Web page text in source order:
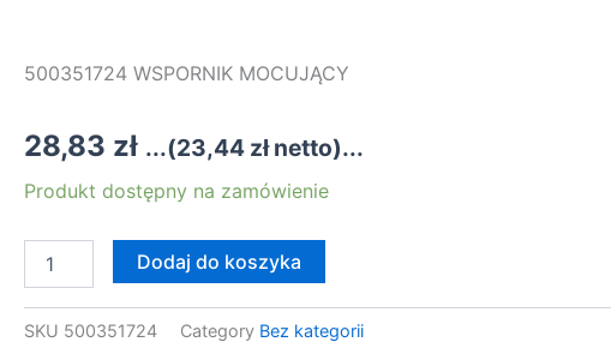
500351724 WSPORNIK MOCUJĄCY
28,83 zł ...(23,44 złnetto)...
Produkt dostępny na zamówienie
ilość
MOCUJĄCY
Dodaj do koszyka
SKU 500351724 Category Bez kategorii